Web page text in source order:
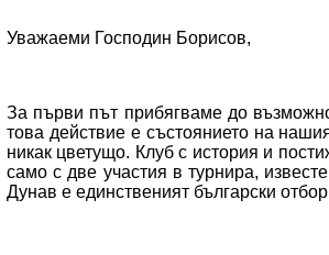
Уважаеми Господин Борисов,
За първи път прибягваме до
това действие е състоянието на
никак цветущо. Клуб с история и
само с две участия в турнира,
Дунав е единственият български